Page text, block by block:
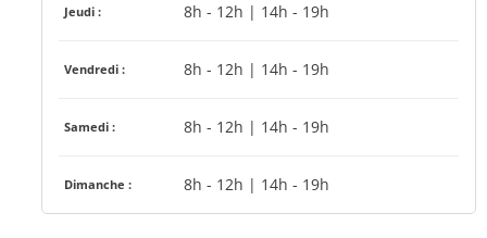
Jeudi : 8h - 12h | 14h - 19h
Vendredi : 8h - 12h | 14h - 19h
Samedi : 8h - 12h | 14h - 19h
Dimanche : 8h - 12h | 14h - 19h